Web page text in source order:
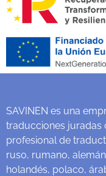
SAVINEN es una
traducciones juradas
profesional de
ruso, rumano,
holandés, polaco,